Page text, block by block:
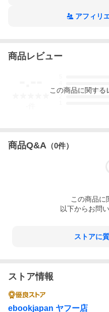
アフィリ
商品レビュー
3
この商品に関する
商品Q&A （0件）
この商品に
以下からお問
ストアに
ストア情報
ebookjapan ヤフー店